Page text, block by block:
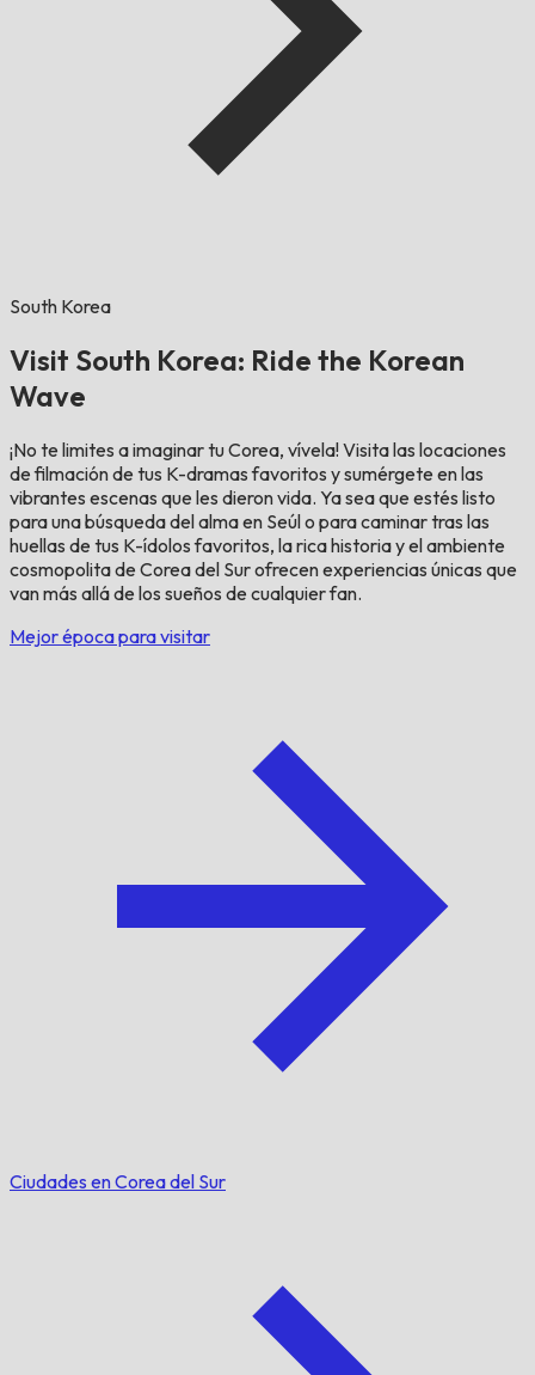
South Korea
Visit South Korea: Ride the Korean
Wave
¡No te limites a imaginar tu Corea, vívela! Visita las locaciones
de filmación de tus K-dramas favoritos y sumérgete en las
vibrantes escenas que les dieron vida. Ya sea que estés listo
para una búsqueda del alma en Seúl o para caminar tras las
huellas de tus K-ídolos favoritos, la rica historia y el ambiente
cosmopolita de Corea del Sur ofrecen experiencias únicas que
van más allá de los sueños de cualquier fan.
Mejor época para visitar
Ciudades en Corea del Sur